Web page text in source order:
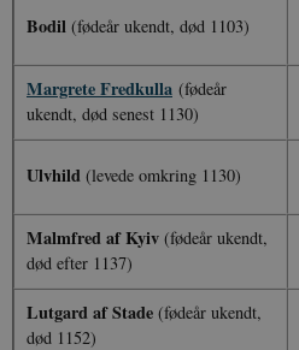
Bodil (fødeår ukendt, død 1103)
Margrete Fredkulla (fødeår
ukendt, død senest 1130)
Ulvhild (levede omkring 1130)
Malmfred af Kyiv (fødeår ukendt,
død efter 1137)
Lutgard af Stade (fødeår ukendt,
død 1152)